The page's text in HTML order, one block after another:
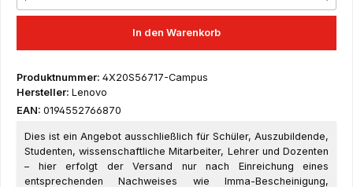
In den Warenkorb
Produktnummer: 4X20S56717-Campus
Hersteller: Lenovo
EAN: 0194552766870
Dies ist ein Angebot ausschließlich für Schüler, Auszubildende,
Studenten, wissenschaftliche Mitarbeiter, Lehrer und Dozenten
– hier erfolgt der Versand nur nach Einreichung eines
entsprechenden Nachweises wie Imma-Bescheinigung,